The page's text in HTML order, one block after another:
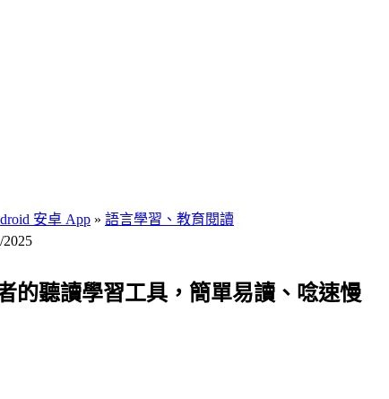
安卓 App » 語言學習、教育閱讀
的聽讀學習工具，簡單易讀、唸速慢